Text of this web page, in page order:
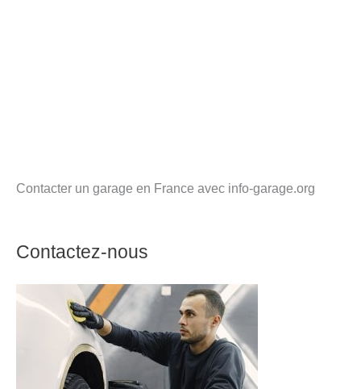
Contacter un garage en France avec info-garage.org
Contactez-nous